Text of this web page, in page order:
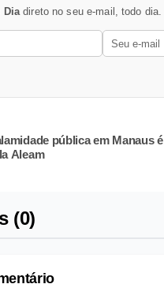
Diadireto no seu e-mail, todo dia.
pública em Manaus é
Aleam
(0)